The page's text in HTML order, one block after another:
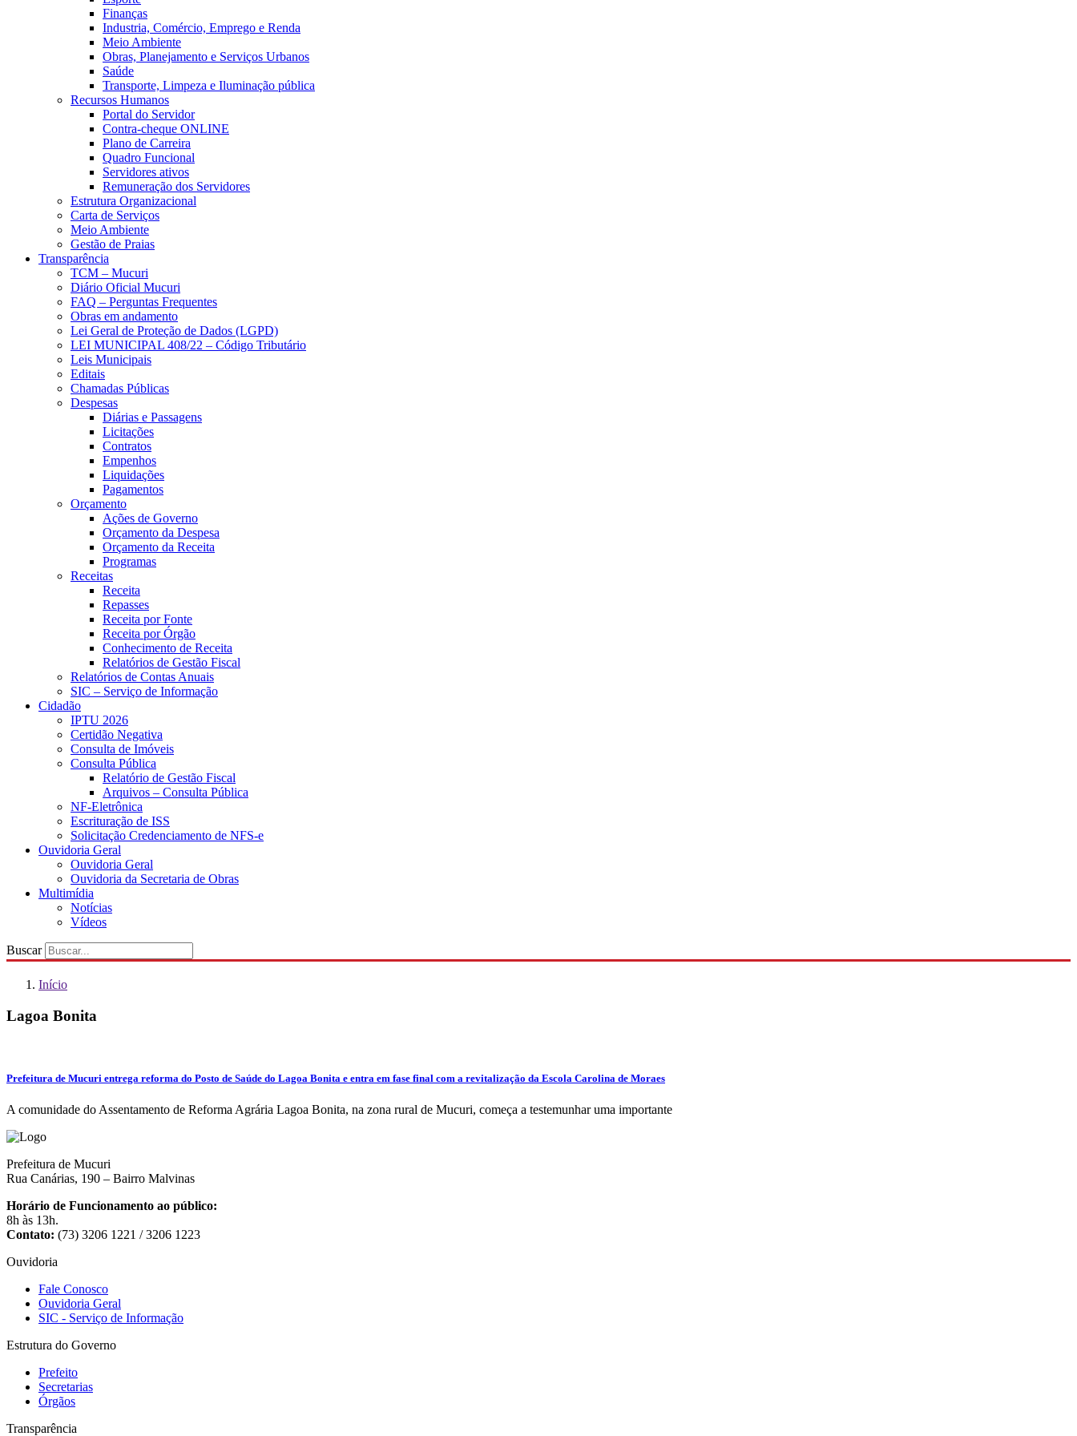
Finanças
Industria, Comércio, Emprego e Renda
Meio Ambiente
Obras, Planejamento e Serviços Urbanos
Saúde
Transporte, Limpeza e Iluminação pública
Recursos Humanos
Portal do Servidor
Contra-cheque ONLINE
Plano de Carreira
Quadro Funcional
Servidores ativos
Remuneração dos Servidores
Estrutura Organizacional
Carta de Serviços
Meio Ambiente
Gestão de Praias
Transparência
TCM – Mucuri
Diário Oficial Mucuri
FAQ – Perguntas Frequentes
Obras em andamento
Lei Geral de Proteção de Dados (LGPD)
LEI MUNICIPAL 408/22 – Código Tributário
Leis Municipais
Editais
Chamadas Públicas
Despesas
Diárias e Passagens
Licitações
Contratos
Empenhos
Liquidações
Pagamentos
Orçamento
Ações de Governo
Orçamento da Despesa
Orçamento da Receita
Programas
Receitas
Receita
Repasses
Receita por Fonte
Receita por Órgão
Conhecimento de Receita
Relatórios de Gestão Fiscal
Relatórios de Contas Anuais
SIC – Serviço de Informação
Cidadão
IPTU 2026
Certidão Negativa
Consulta de Imóveis
Consulta Pública
Relatório de Gestão Fiscal
Arquivos – Consulta Pública
NF-Eletrônica
Escrituração de ISS
Solicitação Credenciamento de NFS-e
Ouvidoria Geral
Ouvidoria Geral
Ouvidoria da Secretaria de Obras
Multimídia
Notícias
Vídeos
Buscar
Início
Lagoa Bonita
Prefeitura de Mucuri entrega reforma do Posto de Saúde do Lagoa Bonita e entra em fase final com a revitalização da Escola Carolina de Moraes
A comunidade do Assentamento de Reforma Agrária Lagoa Bonita, na zona rural de Mucuri, começa a testemunhar uma importante
Prefeitura de Mucuri
Rua Canárias, 190 – Bairro Malvinas
Horário de Funcionamento ao público:
8h às 13h.
Contato: (73) 3206 1221 / 3206 1223
Ouvidoria
Fale Conosco
Ouvidoria Geral
SIC - Serviço de Informação
Estrutura do Governo
Prefeito
Secretarias
Órgãos
Transparência